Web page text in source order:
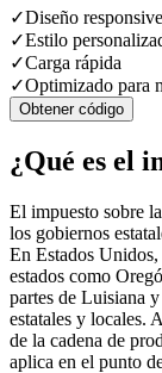
✓Diseño responsive
✓Estilo
✓Carga rápida
✓Optimizado para
Obtener código
¿Qué es el
El impuesto sobre
los gobiernos
En Estados Unidos,
estados como
partes de Luisiana
estatales y locales.
de la cadena de
aplica en el punto